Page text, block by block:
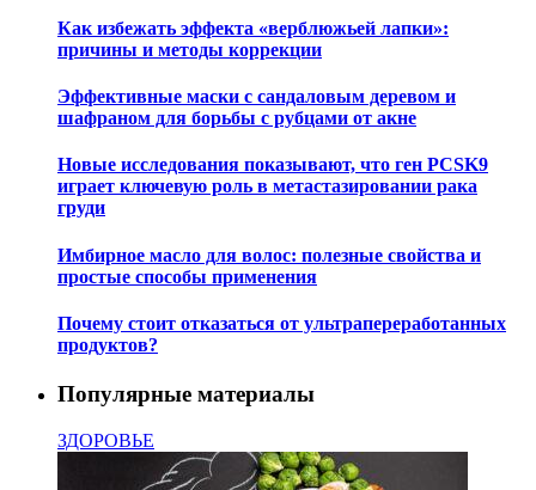
Как избежать эффекта «верблюжьей лапки»:
причины и методы коррекции
Эффективные маски с сандаловым деревом и
шафраном для борьбы с рубцами от акне
Новые исследования показывают, что ген PCSK9
играет ключевую роль в метастазировании рака
груди
Имбирное масло для волос: полезные свойства и
простые способы применения
Почему стоит отказаться от ультрапереработанных
продуктов?
Популярные материалы
ЗДОРОВЬЕ